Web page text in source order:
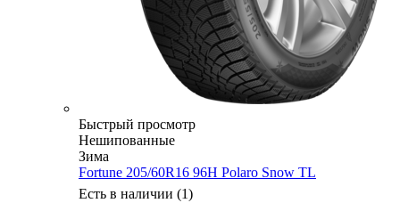
Быстрый просмотр
Нешипованные
Зима
Fortune 205/60R16 96H Polaro Snow TL
Есть в наличии (1)